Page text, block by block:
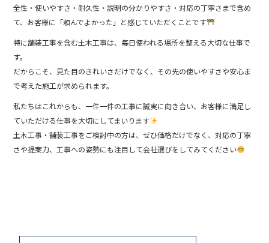
全性・使いやすさ・耐久性・説明の分かりやすさ・対応の丁寧さまで含め
て、お客様に「頼んでよかった」と感じていただくことです
特に舗装工事を含む土木工事は、毎日使われる場所を整える大切な仕事で
す。
だからこそ、見た目のきれいさだけでなく、その先の使いやすさや安心ま
で考えた施工が求められます。
私たちはこれからも、一件一件の工事に誠実に向き合い、お客様に満足し
ていただける仕事を大切にしてまいります
土木工事・舗装工事をご検討中の方は、ぜひ価格だけでなく、対応の丁寧
さや提案力、工事への姿勢にも注目して会社選びをしてみてください